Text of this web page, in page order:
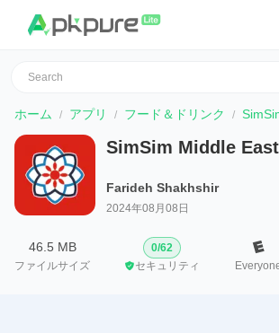
ホーム アプリ フード＆ドリンク SimSim
SimSim Middle
Farideh Shakhshir
2024年08月08日
46.5 MB
ファイルサイズ
0/62
セキュリティ